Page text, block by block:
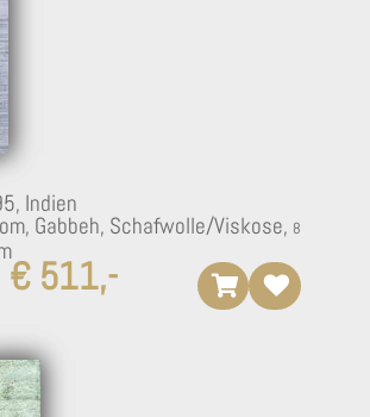
Indien
Gabbeh, Schafwolle/Viskose,
€ 511,-